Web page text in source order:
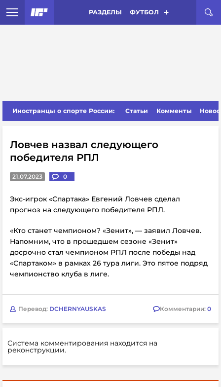
РАЗДЕЛЫ ФУТБОЛ
Иностранцы о спорте России: Статьи Комменты
Ловчев назвал следующего
победителя РПЛ
21.07.2023 0
Экс-игрок «Спартака» Евгений Ловчев сделал
прогноз на следующего победителя РПЛ.
«Кто станет чемпионом? «Зенит», — заявил Ловчев.
Напомним, что в прошедшем сезоне «Зенит»
досрочно стал чемпионом РПЛ после победы над
«Спартаком» в рамках 26 тура лиги. Это пятое подряд
чемпионство клуба в лиге.
Перевод: DCHERNYAUSKAS Комментарии: 0
Система комментирования находится на
реконструкции.